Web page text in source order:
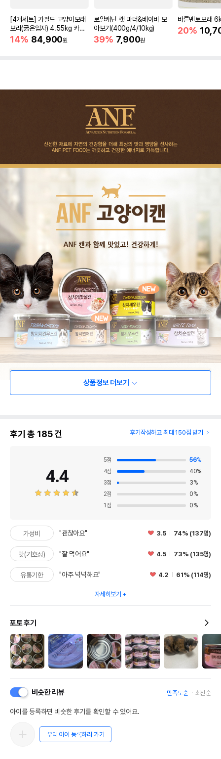
[4개세트] 가필드 고양이모래
보라(굵은입자) 4.55kg 카사
바모래
14% 84,900원
로얄캐닌 캣 마더&베이비 모
아보기(400g/4/10kg)
39% 7,900원
바른벤토모래
20%
상품정보 더보기
후기 총 185건 후기작성하고 최대 150점 받기
4.4
5점 56%
4점 40%
3점 3%
2점 0%
1 점 0%
가성비 "괜찮아요" 3.5 74% (137명)
맛(기호성) "잘 먹어요" 4.5 73% (135명)
유통기한 "아주 넉넉해요" 4.2 61% (114명)
자세히보기
포토 후기
비슷한 리뷰 만족도순 최신순
아이를 등록하면 비슷한 후기를 확인할 수 있어요.
우리 아이 등록하러 가기